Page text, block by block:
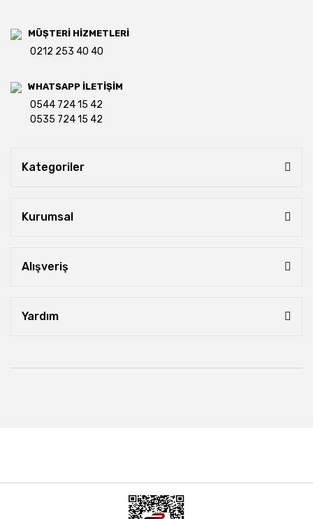
MÜŞTERİ HİZMETLERİ
0212 253 40 40
WHATSAPP İLETİŞİM
0544 724 15 42
0535 724 15 42
Kategoriler
Kurumsal
Alışveriş
Yardım